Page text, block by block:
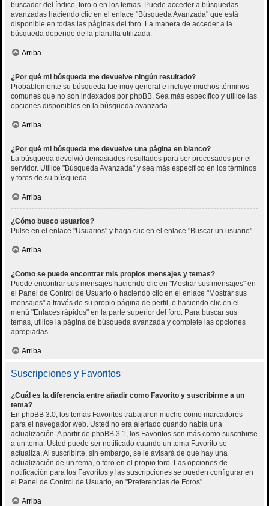
buscador del índice, foro o en los temas. Puede acceder a búsquedas
avanzadas haciendo clic en el enlace "Búsqueda Avanzada" que está
disponible en todas las páginas del foro. La manera de acceder a la
búsqueda depende de la plantilla utilizada.
Arriba
¿Por qué mi búsqueda me devuelve ningún resultado?
Probablemente su búsqueda fue muy general e incluye muchos términos
comunes que no son indexados por phpBB. Sea más específico y utilice las
opciones disponibles en la búsqueda avanzada.
Arriba
¿Por qué mi búsqueda me devuelve una página en blanco?
La búsqueda devolvió demasiados resultados para ser procesados por el
servidor. Utilice "Búsqueda Avanzada" y sea más específico en los términos
y foros de su búsqueda.
Arriba
¿Cómo busco usuarios?
Pulse en el enlace "Usuarios" y haga clic en el enlace "Buscar un usuario".
Arriba
¿Como se puede encontrar mis propios mensajes y temas?
Puede encontrar sus mensajes haciendo clic en "Mostrar sus mensajes" en
el Panel de Control de Usuario o haciendo clic en el enlace "Mostrar sus
mensajes" a través de su propio página de perfil, o haciendo clic en el
menú "Enlaces rápidos" en la parte superior del foro. Para buscar sus
temas, utilice la página de búsqueda avanzada y complete las opciones
apropiadas.
Arriba
Suscripciones y Favoritos
¿Cuál es la diferencia entre añadir como Favorito y suscribirme a un
tema?
En phpBB 3.0, los temas Favoritos trabajaron mucho como marcadores
para el navegador web. Usted no era alertado cuando había una
actualización. A partir de phpBB 3.1, los Favoritos son más como suscribirse
a un tema. Usted puede ser notificado cuando un tema Favorito se
actualiza. Al suscribirte, sin embargo, se le avisará de que hay una
actualización de un tema, o foro en el propio foro. Las opciones de
notificación para los Favoritos y las suscripciones se pueden configurar en
el Panel de Control de Usuario, en "Preferencias de Foros".
Arriba